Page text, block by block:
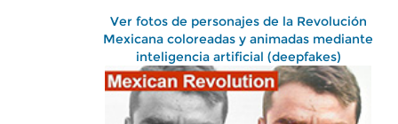
Ver fotos de personajes de la Revolución
Mexicana coloreadas y animadas mediante
inteligencia artificial (deepfakes)